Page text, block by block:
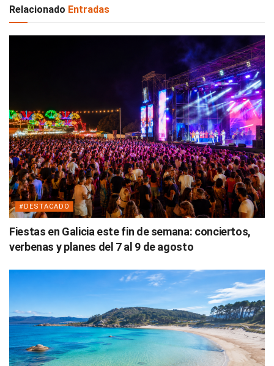
Relacionado Entradas
#DESTACADO
Fiestas en Galicia este fin de semana: conciertos,
verbenas y planes del 7 al 9 de agosto